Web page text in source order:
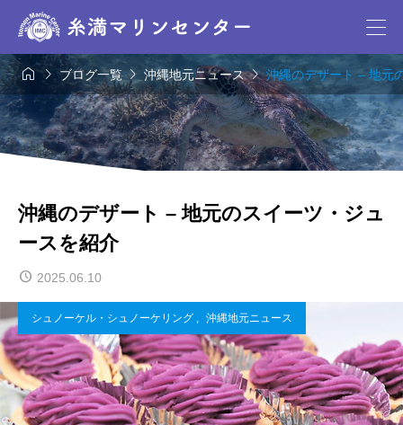
ブログ一覧沖縄地元ニュース沖縄のデザート – 地元
沖縄のデザート – 地元のスイーツ・ジュ
ースを紹介
2025.06.10
シュノーケル・シュノーケリング , 沖縄地元ニュース